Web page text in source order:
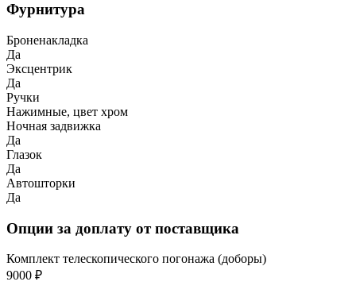
Фурнитура
Броненакладка
Да
Эксцентрик
Да
Ручки
Нажимные, цвет хром
Ночная задвижка
Да
Глазок
Да
Автошторки
Да
Опции за доплату от поставщика
Комплект телескопического погонажа (доборы)
9000 ₽